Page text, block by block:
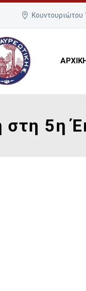
Κουντουριώτου
5η